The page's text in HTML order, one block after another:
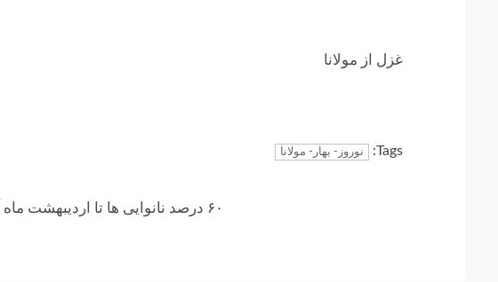
غزل از مولانا
Tags: نوروز- بهار- مولانا
۶۰ درصد نانوایی ها تا اردیبهشت ماه آزاد پز می شوند